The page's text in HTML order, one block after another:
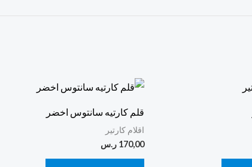
قلم كارتيه سانتوس اخضر
اقلام كارتير
170,00 ر.س